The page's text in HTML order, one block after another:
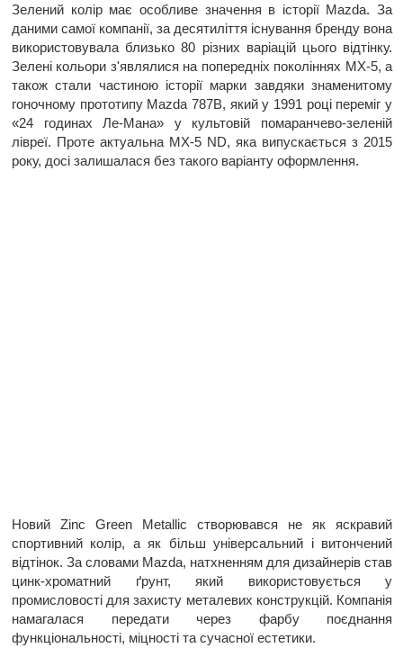
Зелений колір має особливе значення в історії Mazda. За
даними самої компанії, за десятиліття існування бренду вона
використовувала близько 80 різних варіацій цього відтінку.
Зелені кольори з'являлися на попередніх поколіннях MX-5, а
також стали частиною історії марки завдяки знаменитому
гоночному прототипу Mazda 787B, який у 1991 році переміг у
«24 годинах Ле-Мана» у культовій помаранчево-зеленій
лівреї. Проте актуальна MX-5 ND, яка випускається з 2015
року, досі залишалася без такого варіанту оформлення.
Новий Zinc Green Metallic створювався не як яскравий
спортивний колір, а як більш універсальний і витончений
відтінок. За словами Mazda, натхненням для дизайнерів став
цинк-хроматний ґрунт, який використовується у
промисловості для захисту металевих конструкцій. Компанія
намагалася передати через фарбу поєднання
функціональності, міцності та сучасної естетики.